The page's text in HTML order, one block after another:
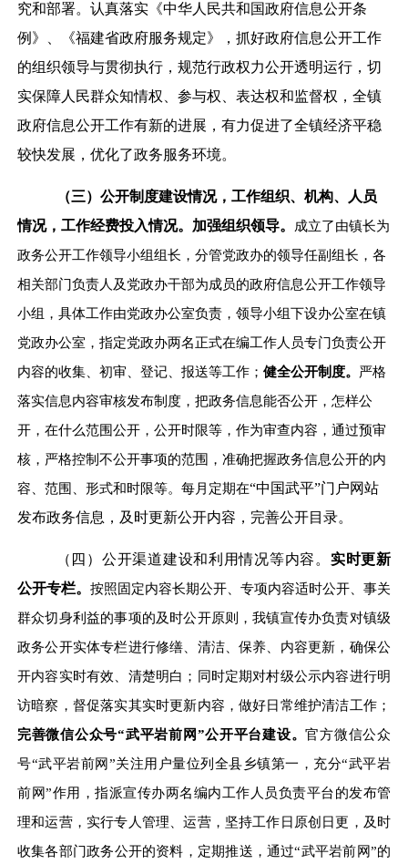
究和部署。认真落实《中华人民共和国政府信息公开条
例》、《福建省政府服务规定》，抓好政府信息公开工作
的组织领导与贯彻执行，规范行政权力公开透明运行，切
实保障人民群众知情权、参与权、表达权和监督权，全镇
政府信息公开工作有新的进展，有力促进了全镇经济平稳
较快发展，优化了政务服务环境。
（三）公开制度建设情况，工作组织、机构、人员
情况，工作经费投入情况。加强组织领导。 成立了由镇长为
政务公开工作领导小组组长，分管党政办的领导任副组长，各
相关部门负责人及党政办干部为成员的政府信息公开工作领导
小组，具体工作由党政办公室负责，领导小组下设办公室在镇
党政办公室，指定党政办两名正式在编工作人员专门负责公开
内容的收集、初审、登记、报送等工作； 健全公开制度。 严格
落实信息内容审核发布制度，把政务信息能否公开，怎样公
开，在什么范围公开，公开时限等，作为审查内容，通过预审
核，严格控制不公开事项的范围，准确把握政务信息公开的内
容、范围、形式和时限等。每月定期在“中国武平”门户网站
发布政务信息，及时更新公开内容，完善公开目录。
（四）公开渠道建设和利用情况等内容。 实时更新
公开专栏。 按照固定内容长期公开、专项内容适时公开、事关
群众切身利益的事项的及时公开原则，我镇宣传办负责对镇级
政务公开实体专栏进行修缮、清洁、保养、内容更新，确保公
开内容实时有效、清楚明白；同时定期对村级公示内容进行明
访暗察，督促落实其实时更新内容，做好日常维护清洁工作；
完善微信公众号“武平岩前网”公开平台建设。官方微信公众
号“武平岩前网”关注用户量位列全县乡镇第一，充分“武平岩
前网”作用，指派宣传办两名编内工作人员负责平台的发布管
理和运营，实行专人管理、运营，坚持工作日原创日更，及时
收集各部门政务公开的资料，定期推送，通过“武平岩前网”的